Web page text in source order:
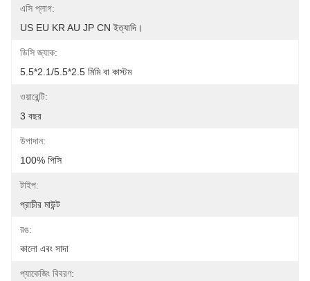
এসি প্লাগ:
US EU KR AU JP CN ইত্যাদি।
ডিসি জ্যাক:
5.5*2.1/5.5*2.5 মিমি বা কাস্টম
ওয়ারেন্টি:
3 বছর
উপাদান:
100% পিসি
টাইপ:
প্রাচীর মাউন্ট
রঙ:
কালো এবং সাদা
প্যাকেজিং বিবরণ: